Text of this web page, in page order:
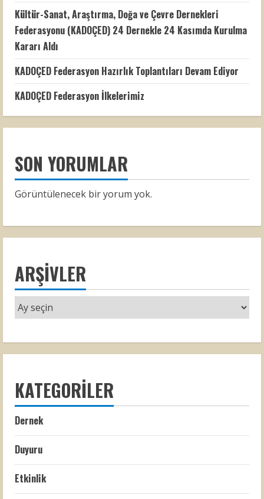
Kültür-Sanat, Araştırma, Doğa ve Çevre Dernekleri
Federasyonu (KADOÇED) 24 Dernekle 24 Kasımda Kurulma
Kararı Aldı
KADOÇED Federasyon Hazırlık Toplantıları Devam Ediyor
KADOÇED Federasyon İlkelerimiz
SON YORUMLAR
Görüntülenecek bir yorum yok.
ARŞIVLER
KATEGORILER
Dernek
Duyuru
Etkinlik